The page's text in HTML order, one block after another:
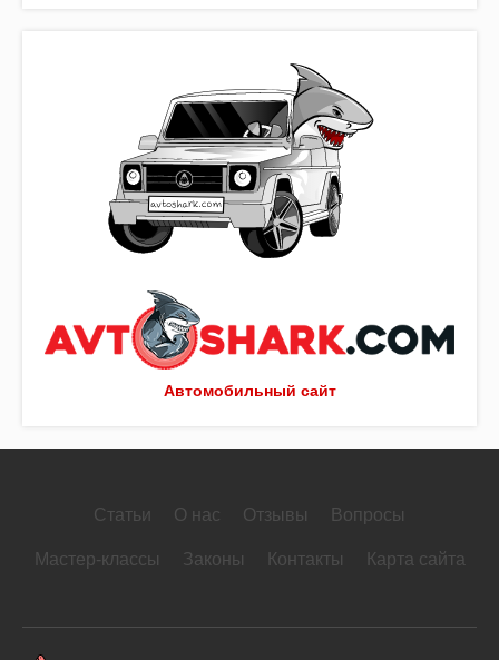
Автомобильный сайт
Статьи О нас Отзывы Вопросы
Мастер-классы Законы Контакты Карта сайта